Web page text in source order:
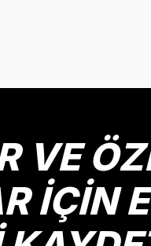
görüntülenemiyor.
pahalı.VE
İÇİN